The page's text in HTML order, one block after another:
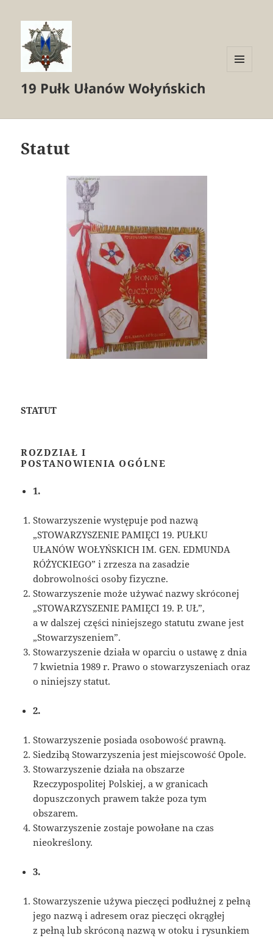
19 Pułk Ułanów Wołyńskich
Statut
STATUT
ROZDZIAŁ I
POSTANOWIENIA OGÓLNE
1.
Stowarzyszenie występuje pod nazwą
„STOWARZYSZENIE PAMIĘCI 19. PUŁKU
UŁANÓW WOŁYŃSKICH IM. GEN. EDMUNDA
RÓŻYCKIEGO” i zrzesza na zasadzie
dobrowolności osoby fizyczne.
Stowarzyszenie może używać nazwy skróconej
„STOWARZYSZENIE PAMIĘCI 19. P. UŁ”,
a w dalszej części niniejszego statutu zwane jest
„Stowarzyszeniem”.
Stowarzyszenie działa w oparciu o ustawę z dnia
7 kwietnia 1989 r. Prawo o stowarzyszeniach oraz
o niniejszy statut.
2.
Stowarzyszenie posiada osobowość prawną.
Siedzibą Stowarzyszenia jest miejscowość Opole.
Stowarzyszenie działa na obszarze
Rzeczypospolitej Polskiej, a w granicach
dopuszczonych prawem także poza tym
obszarem.
Stowarzyszenie zostaje powołane na czas
nieokreślony.
3.
Stowarzyszenie używa pieczęci podłużnej z pełną
jego nazwą i adresem oraz pieczęci okrągłej
z pełną lub skróconą nazwą w otoku i rysunkiem